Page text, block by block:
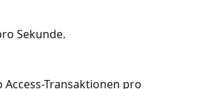
Sekunde.
Transaktionen pro